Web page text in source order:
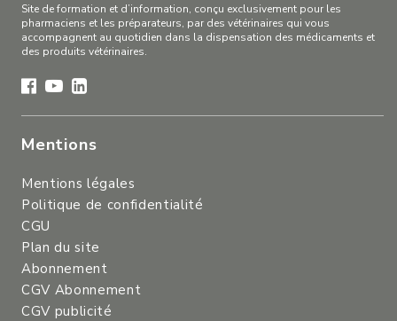
Site de formation et d’information, conçu exclusivement pour les
pharmaciens et les préparateurs, par des vétérinaires qui vous
accompagnent au quotidien dans la dispensation des médicaments et
des produits vétérinaires.
Mentions
Mentions légales
Politique de confidentialité
CGU
Plan du site
Abonnement
CGV Abonnement
CGV publicité